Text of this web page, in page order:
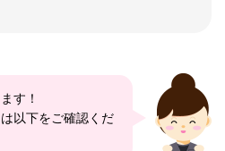
す！
以下をご確認くだ